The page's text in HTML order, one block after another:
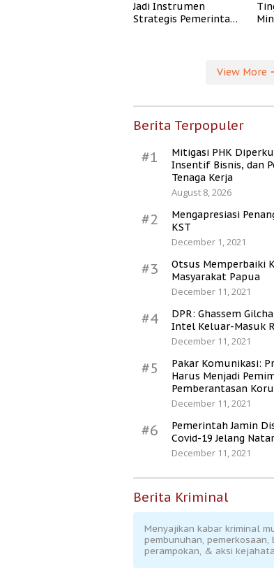
Jadi Instrumen
Strategis Pemerintah
View More
Berita Terpopuler
#1
Mitigasi PHK
Insentif Bisnis, dan
Tenaga Kerja
August 8, 2026
#2
Mengapresiasi
KST
December 1, 2021
#3
Otsus Memperbaiki
Masyarakat Papua
December 11, 2021
#4
DPR: Ghassem
Intel Keluar-Masuk
December 11, 2021
#5
Pakar Komunikasi:
Harus Menjadi
Pemberantasan
December 11, 2021
#6
Pemerintah Jamin
Covid-19 Jelang
December 11, 2021
Berita Kriminal
Menyajikan kabar kriminal
pembunuhan, pemerkosaan,
perampokan, & aksi